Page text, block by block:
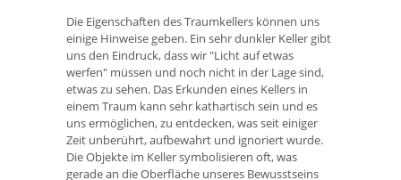
Die Eigenschaften des Traumkellers können uns
einige Hinweise geben. Ein sehr dunkler Keller gibt
uns den Eindruck, dass wir "Licht auf etwas
werfen" müssen und noch nicht in der Lage sind,
etwas zu sehen. Das Erkunden eines Kellers in
einem Traum kann sehr kathartisch sein und es
uns ermöglichen, zu entdecken, was seit einiger
Zeit unberührt, aufbewahrt und ignoriert wurde.
Die Objekte im Keller symbolisieren oft, was
gerade an die Oberfläche unseres Bewusstseins